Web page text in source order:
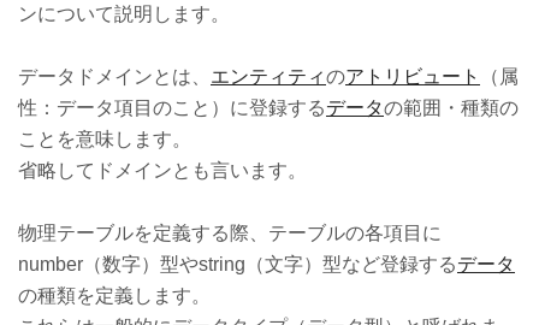
ンについて説明します。
データドメインとは、 エンティティのアトリビュート
（属
性：データ項目のこと）に登録するデータの範囲・種類の
ことを意味します。
省略してドメインとも言います。
物理テーブルを定義する際、テーブルの各項目に
number（数字）型やstring（文字）型など登録するデータ
の種類を定義します。